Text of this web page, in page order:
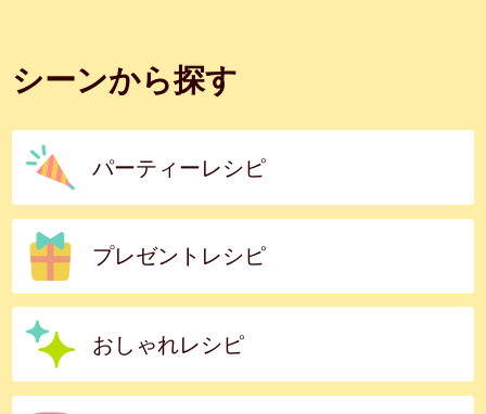
シーンから探す
パーティーレシピ
プレゼントレシピ
おしゃれレシピ